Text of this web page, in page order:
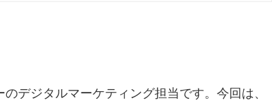
デジタルマーケティング担当です。今回は、